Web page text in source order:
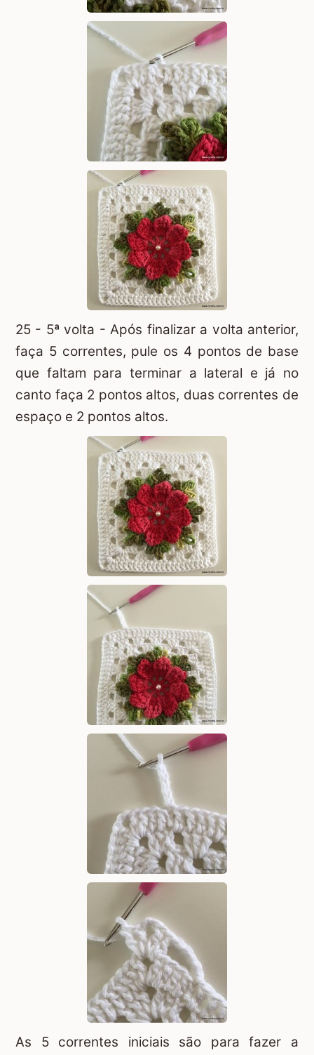
25 - 5ª volta - Após finalizar a volta anterior,
faça 5 correntes, pule os 4 pontos de base
que faltam para terminar a lateral e já no
canto faça 2 pontos altos, duas correntes de
espaço e 2 pontos altos.
As 5 correntes iniciais são para fazer a